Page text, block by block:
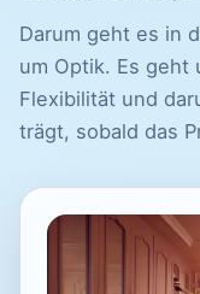
Darum geht es in
um Optik. Es geht
Flexibilität und
trägt, sobald das